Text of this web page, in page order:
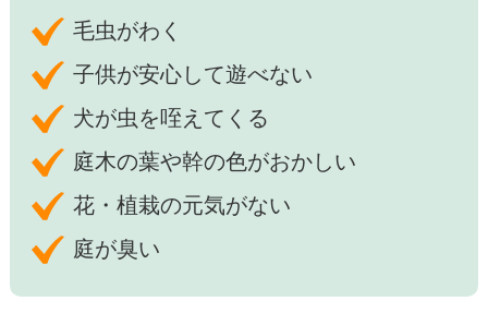
毛虫がわく
子供が安心して遊べない
犬が虫を咥えてくる
庭木の葉や幹の色がおかしい
花・植栽の元気がない
庭が臭い